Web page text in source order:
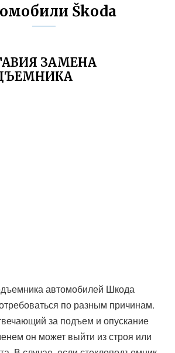
Škoda
ЗАМЕНА
автомобилей Шкода
по разным причинам.
за подъем и опускание
он может выйти из строя или